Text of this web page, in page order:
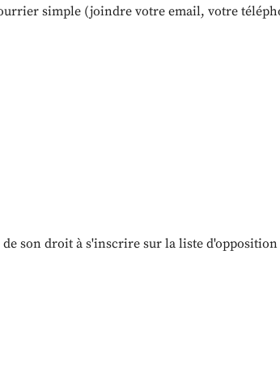
simple (joindre votre email, votre
son droit à s'inscrire sur la liste d'opposition